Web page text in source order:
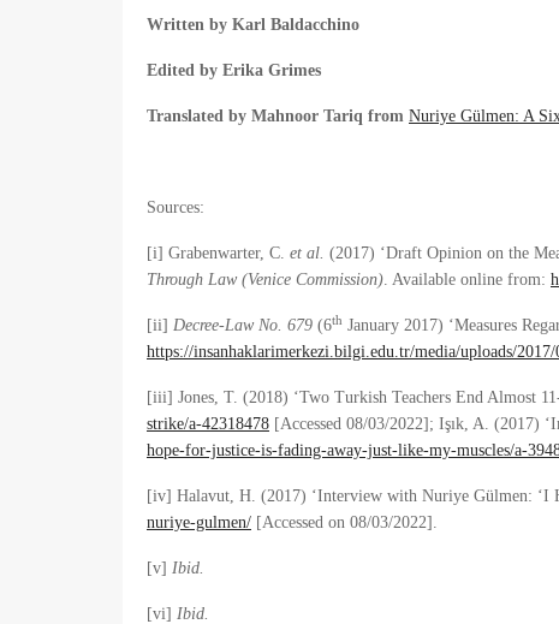
Written by Karl Baldacchino
Edited by Erika Grimes
Translated by Mahnoor Tariq from Nuriye Gülmen: A
Sources:
[i] Grabenwarter, C. et al. (2017) ‘Draft Opinion on the
Through Law (Venice Commission) . Available online from:
[ii] Decree-Law No. 679 (6th January 2017) ‘Measures
https://insanhaklarimerkezi.bilgi.edu.tr/media/uploads/
[iii] Jones, T. (2018) ‘Two Turkish Teachers End Almost
strike/a-42318478 [Accessed 08/03/2022]; Işık, A. (2017)
hope-for-justice-is-fading-away-just-like-my-muscles/a-
[iv] Halavut, H. (2017) ‘Interview with Nuriye Gülmen: ‘I
nuriye-gulmen/ [Accessed on 08/03/2022].
[v] Ibid.
[vi] Ibid.